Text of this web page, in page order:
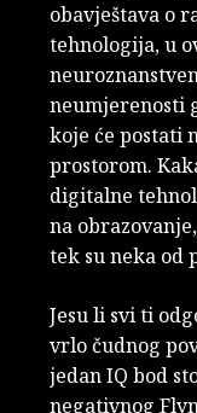
obavještava o
tehnologija, u
neumjerenosti
koje će postati
prostorom.
digitalne
na
tek su neka od
Jesu li svi ti
vrlo čudnog
jedan IQ bod
negativnog